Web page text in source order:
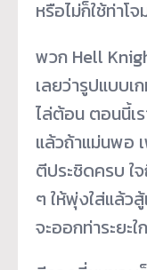
หรือไม่ก็ใช้ท่าโ
พวก Hell
เลยว่ารูปแบบเ
ไล่ต้อน ตอนนี้เ
แล้วถ้าแม่นพอ เ
ตีประชิดครบ ใ
ๆ ให้พุ่งใส่แล้ว
จะออกท่าระยะ